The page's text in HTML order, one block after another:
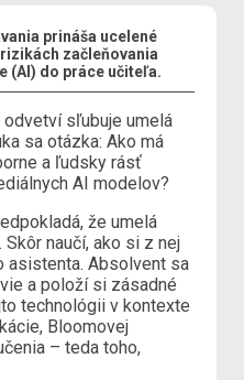
prináša ucelené
začleňovania
(AI) do práce učiteľa.
sľubuje umelá
sa otázka: Ako má
a ľudsky rásť
AI modelov?
že umelá
naučí, ako si z nej
asistenta. Absolvent sa
a položí si zásadné
technológii v kontexte
Bloomovej
– teda toho,